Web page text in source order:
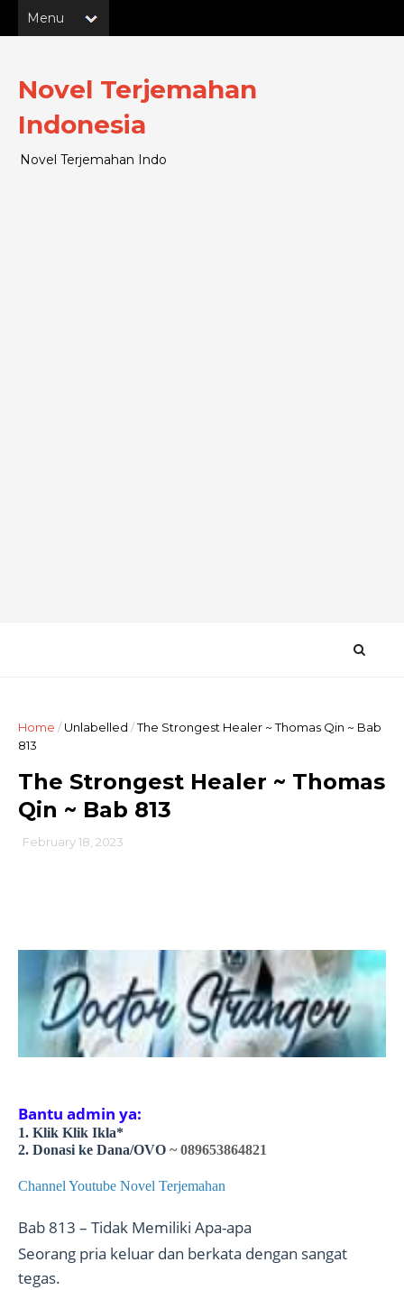
Novel Terjemahan
Indonesia
Novel Terjemahan Indo
Home /Unlabelled /The Strongest Healer ~ Thomas Qin ~ Bab
813
The Strongest Healer ~ Thomas
Qin ~ Bab 813
February 18, 2023
Bantu admin ya:
1. Klik Klik Ikla*
2. Donasi ke Dana/OVO ~ 089653864821
Channel Youtube Novel Terjemahan
Bab 813 – Tidak Memiliki Apa-apa
Seorang pria keluar dan berkata dengan sangat
tegas.